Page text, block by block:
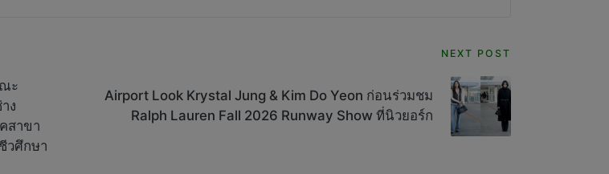
ะ
ง
สาขา
วศึกษา
NEXT POST
Airport Look Krystal Jung & Kim Do Yeon ก่อนร่วมชม
Ralph Lauren Fall 2026 Runway Show ที่นิวยอร์ก